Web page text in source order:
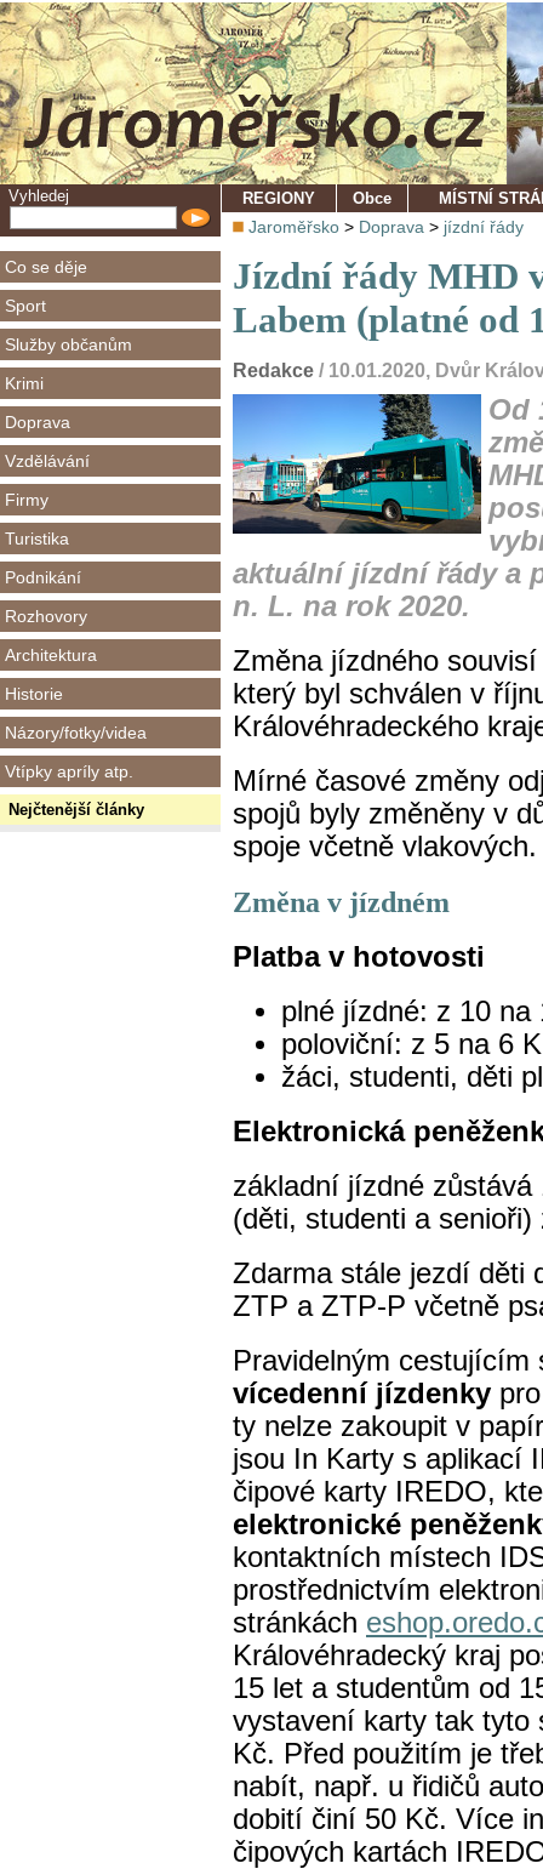
Vyhledej
Co se děje
Sport
Služby občanům
Krimi
Doprava
Vzdělávání
Firmy
Turistika
Podnikání
Rozhovory
Architektura
Historie
Názory/fotky/videa
Vtípky apríly atp.
Nejčtenější články
REGIONY Obce MÍSTNÍ
Jaroměřsko > Doprava > jízdní řády
Jízdní řády MHD
Labem (platné od
Redakce / 10.01.2020, Dvůr
Od
aktuální jízdní řády a
n. L. na rok 2020.
Změna jízdného
který byl schválen v
Královéhradeckého
Mírné časové změny
spojů byly změněny v
spoje včetně vlakových.
Změna v jízdném
Platba v hotovosti
plné jízdné: z 10 na
poloviční: z 5 na 6
žáci, studenti, děti
Elektronická
základní jízdné
(děti, studenti a senioři)
Zdarma stále jezdí děti
ZTP a ZTP-P včetně
Pravidelným
vícedenní jízdenky
ty nelze zakoupit v
jsou In Karty s aplikací
čipové karty IREDO,
elektronické
kontaktních místech
prostřednictvím
stránkách
Královéhradecký kraj
15 let a studentům od
vystavení karty tak tyto
Kč. Před použitím je
nabít, např. u řidičů
dobití činí 50 Kč. Více
čipových kartách